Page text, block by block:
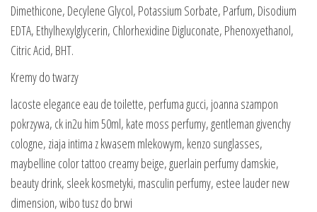
Dimethicone, Decylene Glycol, Potassium Sorbate, Parfum, Disodium
EDTA, Ethylhexylglycerin, Chlorhexidine Digluconate, Phenoxyethanol,
Citric Acid, BHT.
Kremy do twarzy
lacoste elegance eau de toilette, perfuma gucci, joanna szampon
pokrzywa, ck in2u him 50ml, kate moss perfumy, gentleman givenchy
cologne, ziaja intima z kwasem mlekowym, kenzo sunglasses,
maybelline color tattoo creamy beige, guerlain perfumy damskie,
beauty drink, sleek kosmetyki, masculin perfumy, estee lauder new
dimension, wibo tusz do brwi